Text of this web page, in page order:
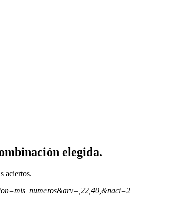
elegida.
aciertos.